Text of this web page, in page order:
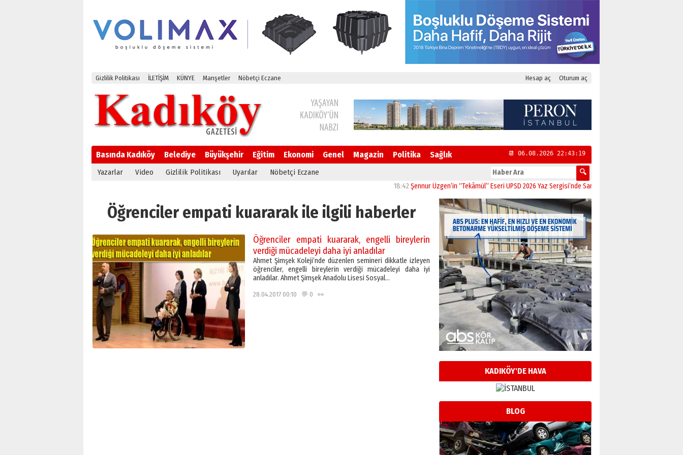
Gizlilik Politikası İLETİŞİM KÜNYE Manşetler Nöbetçi Eczane Hesap aç Oturum aç
Basında Kadıköy Belediye Büyükşehir Eğitim Ekonomi Genel Magazin Politika Sağlık 📆 06.08.2026 22:43:20
Yazarlar Video Gizlilik Politikası Uyarılar Nöbetçi Eczane
Şennur Üzgen’in “Tekâmül” Eseri UPSD 2026 Yaz Sergisi’nde Sanatseverlerle Buluştu
Öğrenciler empati kuararak ile ilgili haberler
Öğrenciler empati kuararak, engelli bireylerin
verdiği mücadeleyi daha iyi anladılar
Ahmet Şimşek Koleji’nde düzenlen semineri dikkatle izleyen
öğrenciler, engelli bireylerin verdiği mücadeleyi daha iyi
anladılar. Ahmet Şimşek Anadolu Lisesi Sosyal…
28.04.2017 00:10 💬 0 👀
KADIKÖY'DE HAVA
BLOG